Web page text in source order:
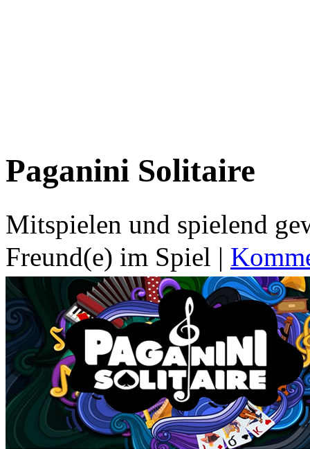
Paganini Solitaire
Mitspielen und spielend
Freund(e) im Spiel |